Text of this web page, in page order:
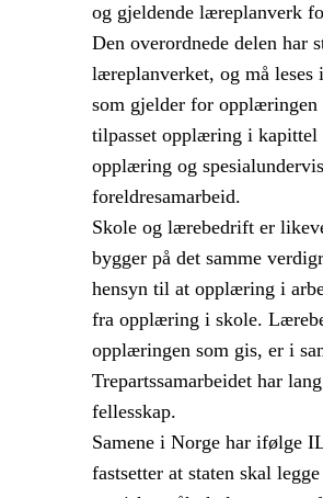
og gjeldende læreplanverk
Den overordnede delen har
læreplanverket, og må
som gjelder for
tilpasset opplæring i kapittel
opplæring og
foreldresamarbeid.
Skole og lærebedrift er
bygger på det samme
hensyn til at opplæring i
fra opplæring i skole.
opplæringen som gis, er i
Trepartssamarbeidet har
fellesskap.
Samene i Norge har ifølge
fastsetter at staten skal